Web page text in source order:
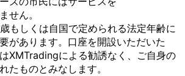
せん。
も しくは自国で定められる法定年齢に
があります。 口座を開設いただいた
XMTradingによる勧誘なく、 ご自身の
た ものとみなします。